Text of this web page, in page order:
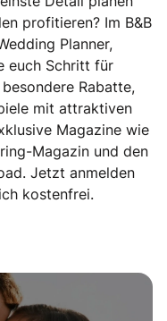
profitieren? Im B&B
Planner,
euch Schritt für
Rabatte,
mit attraktiven
Magazine wie
Magazin und den
Jetzt anmelden
kostenfrei.